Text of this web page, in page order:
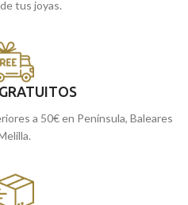
tus joyas.
a 50€ en Península, Baleares